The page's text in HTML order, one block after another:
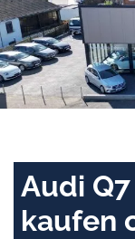
Audi
kaufen